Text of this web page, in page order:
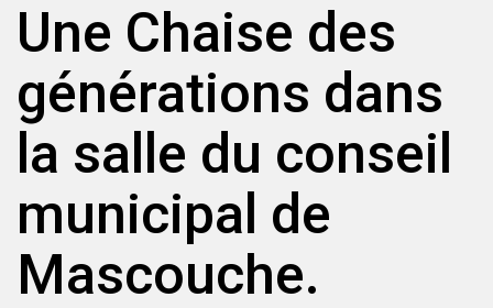
Une Chaise des
générations dans
la salle du conseil
municipal de
Mascouche.